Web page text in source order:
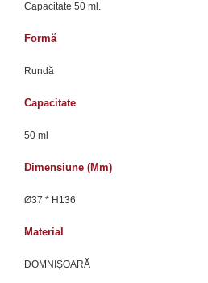
Capacitate 50 ml.
Formă
Rundă
Capacitate
50 ml
Dimensiune (mm)
Ø37 * H136
Material
DOMNIȘOARĂ